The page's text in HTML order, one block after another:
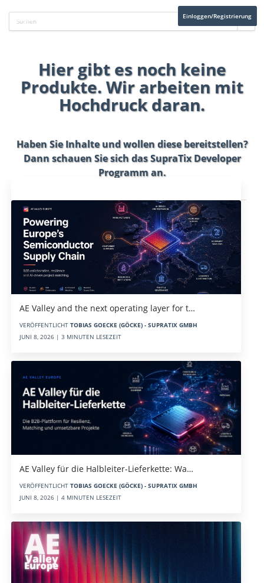
Einloggen/Registrierung
Hier gibt es noch keine
Produkte. Wir arbeiten mit
Hochdruck daran.
Haben Sie Inhalte und wollen diese bereitstellen?
Dann schauen Sie sich dasSupraTix Developer
Programman.
AE Valley and the next operating layer for t…
VERÖFFENTLICHT TOBIAS GOECKE (GÖCKE) - SUPRATIX GMBH
JUNI 8, 2026 | 3 MINUTEN LESEZEIT
AE Valley für die Halbleiter-Lieferkette: Wa…
VERÖFFENTLICHT TOBIAS GOECKE (GÖCKE) - SUPRATIX GMBH
JUNI 8, 2026 | 4 MINUTEN LESEZEIT